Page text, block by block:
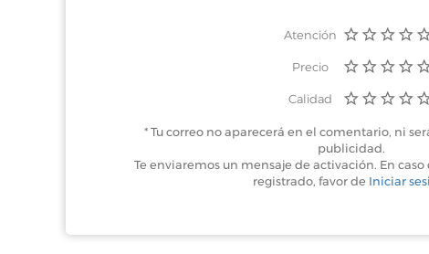
Atención
Precio
Calidad
* Tu correo no aparecerá en el comentario, ni
publicidad.
Te enviaremos un mensaje de activación. En
registrado, favor de Iniciar